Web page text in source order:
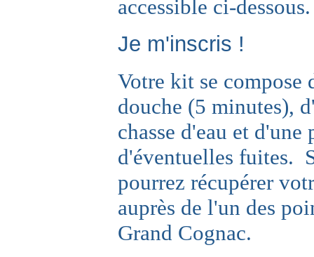
accessible ci-dessous.
Je m'inscris !
Votre kit se compose
douche (5 minutes),
chasse d'eau et
d'éventuelles fuites.
pourrez récupérer
auprès de l'un des
Grand Cognac.